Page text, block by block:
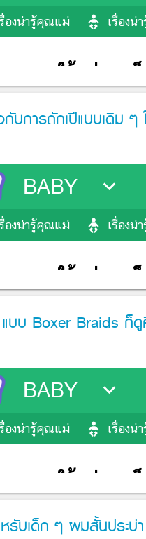
บการถักเปีแบบเดิม
บ Boxer Braids ก็ดูคิ
รับเด็ก ๆ ผมสั้นประบ่า